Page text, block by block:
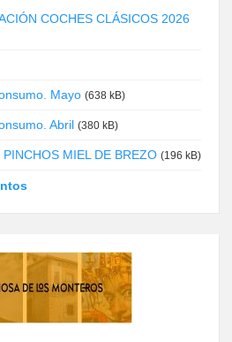
COCHES CLÁSICOS 2026
Mayo (638 kB)
Abril (380 kB)
MIEL DE BREZO (196 kB)